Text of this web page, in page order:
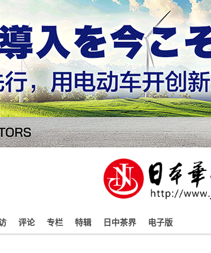
评论 专栏 特辑 日中茶界 电子版